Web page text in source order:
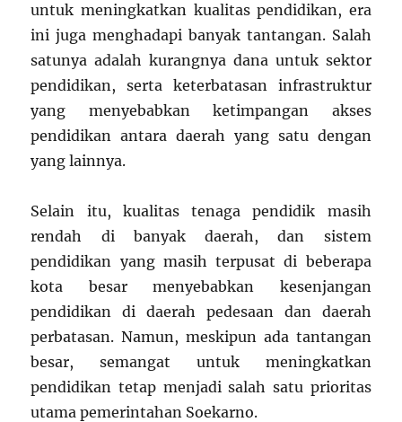
untuk meningkatkan kualitas pendidikan, era
ini juga menghadapi banyak tantangan. Salah
satunya adalah kurangnya dana untuk sektor
pendidikan, serta keterbatasan infrastruktur
yang menyebabkan ketimpangan akses
pendidikan antara daerah yang satu dengan
yang lainnya.
Selain itu, kualitas tenaga pendidik masih
rendah di banyak daerah, dan sistem
pendidikan yang masih terpusat di beberapa
kota besar menyebabkan kesenjangan
pendidikan di daerah pedesaan dan daerah
perbatasan. Namun, meskipun ada tantangan
besar, semangat untuk meningkatkan
pendidikan tetap menjadi salah satu prioritas
utama pemerintahan Soekarno.